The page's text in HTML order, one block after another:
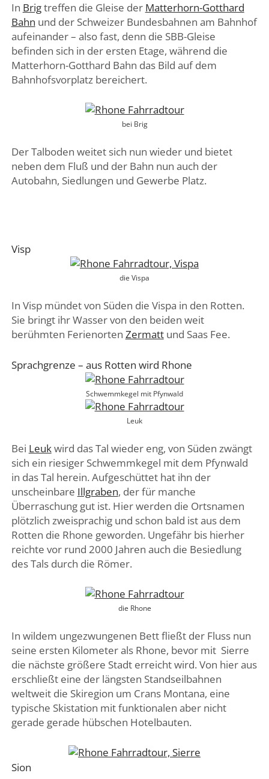
In Brigtreffen die Gleise der Matterhorn-Gotthard
Bahn und der Schweizer Bundesbahnen am Bahnhof
aufeinander – also fast, denn die SBB-Gleise
befinden sich in der ersten Etage, während die
Matterhorn-Gotthard Bahn das Bild auf dem
Bahnhofsvorplatz bereichert.
bei Brig
Der Talboden weitet sich nun wieder und bietet
neben dem Fluß und der Bahn nun auch der
Autobahn, Siedlungen und Gewerbe Platz.
Visp
die Vispa
In Visp mündet von Süden die Vispa in den Rotten.
Sie bringt ihr Wasser von den beiden weit
berühmten Ferienorten Zermattund Saas Fee.
Sprachgrenze – aus Rotten wird Rhone
Schwemmkegel mit Pfynwald
Leuk
Bei Leukwird das Tal wieder eng, von Süden zwängt
sich ein riesiger Schwemmkegel mit dem Pfynwald
in das Tal herein. Aufgeschüttet hat ihn der
unscheinbare Illgraben, der für manche
Überraschung gut ist. Hier werden die Ortsnamen
plötzlich zweisprachig und schon bald ist aus dem
Rotten die Rhone geworden. Ungefähr bis hierher
reichte vor rund 2000 Jahren auch die Besiedlung
des Tals durch die Römer.
die Rhone
In wildem ungezwungenen Bett fließt der Fluss nun
seine ersten Kilometer als Rhone, bevor mit Sierre
die nächste größere Stadt erreicht wird. Von hier aus
erschließt eine der längsten Standseilbahnen
weltweit die Skiregion um Crans Montana, eine
typische Skistation mit funktionalen aber nicht
gerade gerade hübschen Hotelbauten.
Sion